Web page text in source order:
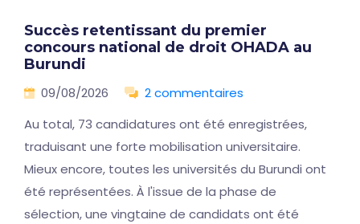
Succès retentissant du premier
concours national de droit OHADA au
Burundi
09/08/2026
2 commentaires
Au total, 73 candidatures ont été enregistrées,
traduisant une forte mobilisation universitaire.
Mieux encore, toutes les universités du Burundi ont
été représentées. À l'issue de la phase de
sélection, une vingtaine de candidats ont été